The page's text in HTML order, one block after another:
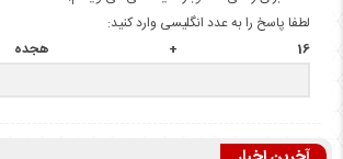
لطفا پاسخ را به عدد انگلیسی وارد کنید:
16 + هجده =